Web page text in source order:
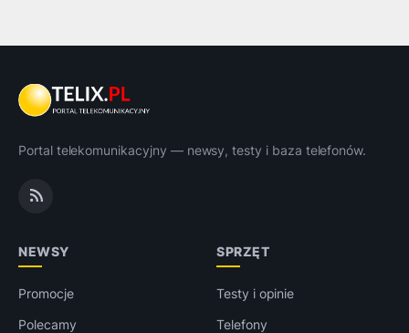
Portal telekomunikacyjny — newsy, testy i baza telefonów.
NEWSY
Promocje
Polecamy
SPRZĘT
Testy i opinie
Telefony